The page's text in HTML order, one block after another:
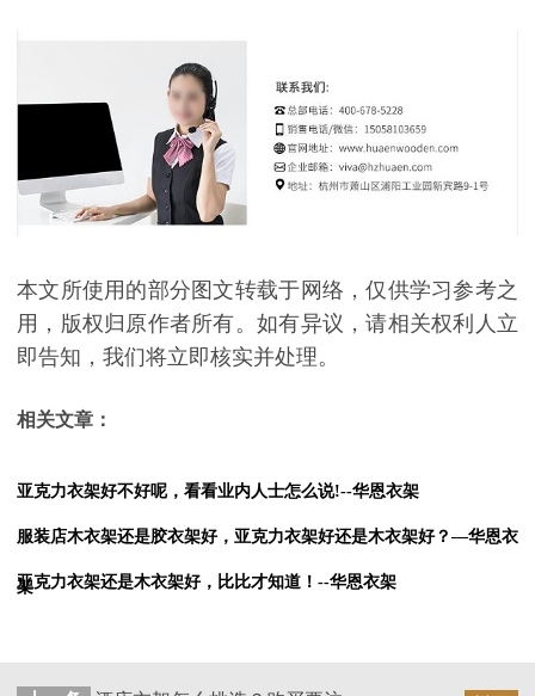
本文所使用的部分图文转载于网络，仅供学习参考之
用，版权归原作者所有。如有异议，请相关权利人立
即告知，我们将立即核实并处理。
相关文章：
亚克力衣架好不好呢，看看业内人士怎么说!--华恩衣架
服装店木衣架还是胶衣架好，亚克力衣架好还是木衣架好？—华恩衣
架
亚克力衣架还是木衣架好，比比才知道！--华恩衣架